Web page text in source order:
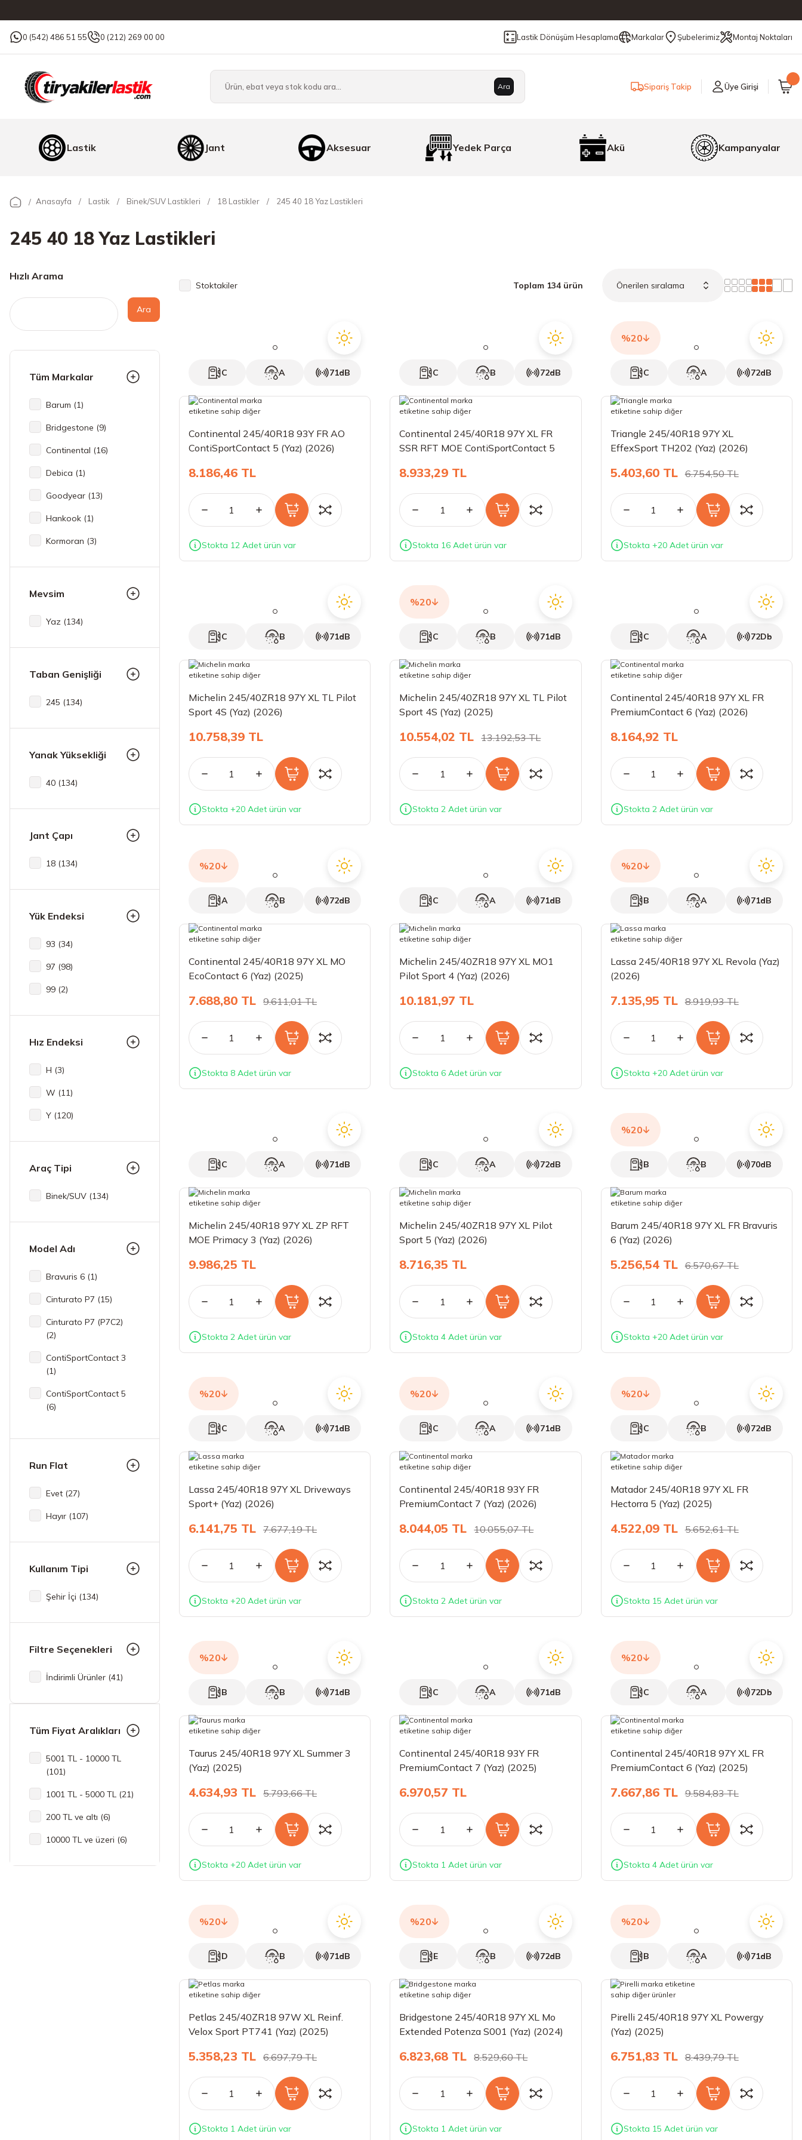
0 (542) 486 51 55 0 (212) 269 00 00 Lastik Dönüşüm Hesaplama Markalar Şubelerimiz Montaj Noktaları
Ara Sipariş Takip Üye Girişi
Lastik Jant Aksesuar Yedek Parça Akü Kampanyalar
Anasayfa Lastik Binek/SUV Lastikleri 18 Lastikler 245 40 18 Yaz Lastikleri
245 40 18 Yaz Lastikleri
Hızlı Arama
Ara
Tüm Markalar
Barum (1)
Bridgestone (9)
Continental (16)
Debica (1)
Goodyear (13)
Hankook (1)
Kormoran (3)
Petlas (7)
Pirelli (29)
Triangle (2)
Mevsim
Yaz (134)
Taban Genişliği
245 (134)
Yanak Yüksekliği
40 (134)
Jant Çapı
18 (134)
Yük Endeksi
93 (34)
97 (98)
99 (2)
Hız Endeksi
H (3)
W (11)
Y (120)
Araç Tipi
Binek/SUV (134)
Model Adı
Bravuris 6 (1)
Cinturato P7 (15)
Cinturato P7 (P7C2)
(2)
ContiSportContact 3
(1)
ContiSportContact 5
(6)
(1)
Eagle F1 Asymmetric 6
Eagle Sport 2 Uhp (3)
Eco Dynamic (2)
EcoContact 6 (1)
EffexSport TH202 (2)
Hectorra 5 (2)
Intensa UHP 2 (1)
P-Zero PZ5 (1)
Pilot Sport 3 (1)
Pilot Sport 4 (7)
Pilot Sport 4S (3)
Pilot Sport 5 (4)
Run Flat
Evet (27)
Hayır (107)
Kullanım Tipi
Şehir İçi (134)
Filtre Seçenekleri
İndirimli Ürünler (41)
Tüm Fiyat Aralıkları
5001 TL - 10000 TL
(101)
1001 TL - 5000 TL (21)
200 TL ve altı (6)
10000 TL ve üzeri (6)
Stoktakiler Toplam 134 ürün
C A 71dB
Continental 245/40R18 93Y FR AO
ContiSportContact 5 (Yaz) (2026)
8.186,46 TL
Stokta 12 Adet ürün var
C B 72dB
Continental 245/40R18 97Y XL FR
SSR RFT MOE ContiSportContact 5
8.933,29 TL
Stokta 16 Adet ürün var
%20
C A 72dB
Triangle 245/40R18 97Y XL
EffexSport TH202 (Yaz) (2026)
5.403,60 TL 6.754,50 TL
Stokta +20 Adet ürün var
C B 71dB
Michelin 245/40ZR18 97Y XL TL Pilot
Sport 4S (Yaz) (2026)
10.758,39 TL
Stokta +20 Adet ürün var
%20
C B 71dB
Michelin 245/40ZR18 97Y XL TL Pilot
Sport 4S (Yaz) (2025)
10.554,02 TL 13.192,53 TL
Stokta 2 Adet ürün var
C A 72Db
Continental 245/40R18 97Y XL FR
PremiumContact 6 (Yaz) (2026)
8.164,92 TL
Stokta 2 Adet ürün var
%20
A B 72dB
Continental 245/40R18 97Y XL MO
EcoContact 6 (Yaz) (2025)
7.688,80 TL 9.611,01 TL
Stokta 8 Adet ürün var
C A 71dB
Michelin 245/40ZR18 97Y XL MO1
Pilot Sport 4 (Yaz) (2026)
10.181,97 TL
Stokta 6 Adet ürün var
%20
B A 71dB
Lassa 245/40R18 97Y XL Revola (Yaz)
(2026)
7.135,95 TL 8.919,93 TL
Stokta +20 Adet ürün var
C A 71dB
Michelin 245/40R18 97Y XL ZP RFT
MOE Primacy 3 (Yaz) (2026)
9.986,25 TL
Stokta 2 Adet ürün var
C A 72dB
Michelin 245/40ZR18 97Y XL Pilot
Sport 5 (Yaz) (2026)
8.716,35 TL
Stokta 4 Adet ürün var
%20
B B 70dB
Barum 245/40R18 97Y XL FR Bravuris
6 (Yaz) (2026)
5.256,54 TL 6.570,67 TL
Stokta +20 Adet ürün var
%20
C A 71dB
Lassa 245/40R18 97Y XL Driveways
Sport+ (Yaz) (2026)
6.141,75 TL 7.677,19 TL
Stokta +20 Adet ürün var
%20
C A 71dB
Continental 245/40R18 93Y FR
PremiumContact 7 (Yaz) (2026)
8.044,05 TL 10.055,07 TL
Stokta 2 Adet ürün var
%20
C B 72dB
Matador 245/40R18 97Y XL FR
Hectorra 5 (Yaz) (2025)
4.522,09 TL 5.652,61 TL
Stokta 15 Adet ürün var
%20
B B 71dB
Taurus 245/40R18 97Y XL Summer 3
(Yaz) (2025)
4.634,93 TL 5.793,66 TL
Stokta +20 Adet ürün var
C A 71dB
Continental 245/40R18 93Y FR
PremiumContact 7 (Yaz) (2025)
6.970,57 TL
Stokta 1 Adet ürün var
%20
C A 72Db
Continental 245/40R18 97Y XL FR
PremiumContact 6 (Yaz) (2025)
7.667,86 TL 9.584,83 TL
Stokta 4 Adet ürün var
%20
D B 71dB
Petlas 245/40ZR18 97W XL Reinf.
Velox Sport PT741 (Yaz) (2025)
5.358,23 TL 6.697,79 TL
Stokta 1 Adet ürün var
%20
E B 72dB
Bridgestone 245/40R18 97Y XL Mo
Extended Potenza S001 (Yaz) (2024)
6.823,68 TL 8.529,60 TL
Stokta 1 Adet ürün var
%20
B A 71dB
Pirelli 245/40R18 97Y XL Powergy
(Yaz) (2025)
6.751,83 TL 8.439,79 TL
Stokta 15 Adet ürün var